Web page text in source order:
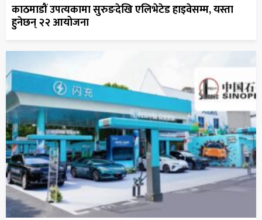
काठमाडौं उपत्यकामा सुरुङदेखि एलिभेटेड हाइवेसम्म, यस्ता
हुनेछन् २२ आयोजना